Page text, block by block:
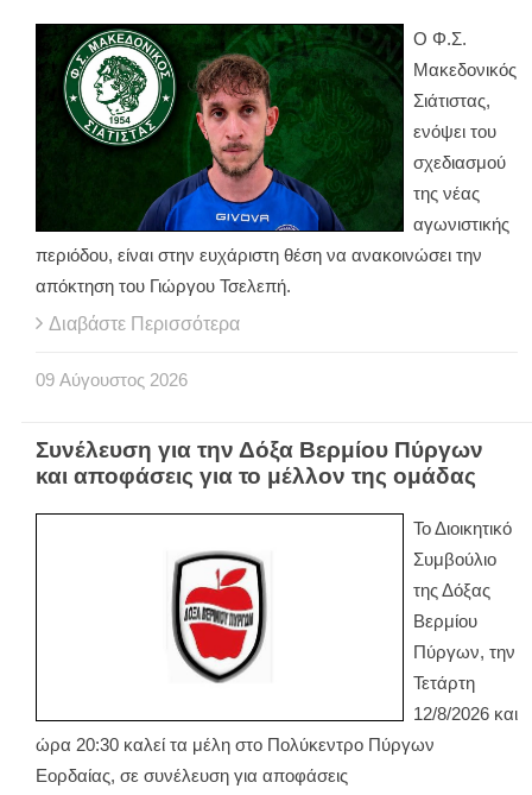
Ο Φ.Σ.
Μακεδονικός
Σιάτιστας,
ενόψει του
σχεδιασμού
της νέας
αγωνιστικής
περιόδου, είναι στην ευχάριστη θέση να ανακοινώσει την
απόκτηση του Γιώργου Τσελεπή.
Διαβάστε Περισσότερα
09 Αύγουστος 2026
Συνέλευση για την Δόξα Βερμίου Πύργων
και αποφάσεις για το μέλλον της ομάδας
Το Διοικητικό
Συμβούλιο
της Δόξας
Βερμίου
Πύργων, την
Τετάρτη
12/8/2026 και
ώρα 20:30 καλεί τα μέλη στο Πολύκεντρο Πύργων
Εορδαίας, σε συνέλευση για αποφάσεις